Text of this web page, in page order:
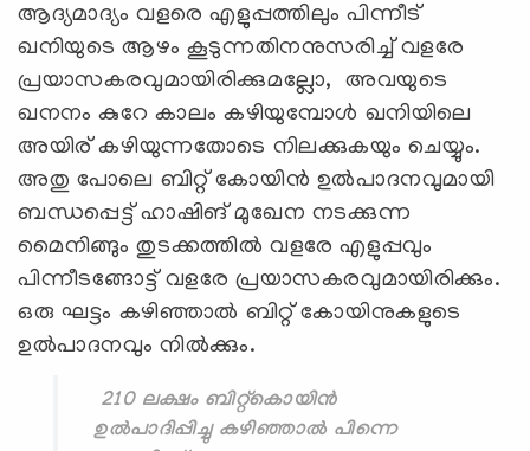
ആദ്യമാദ്യം വളരെ എളുപ്പത്തിലും പിന്നീട്
ഖനിയുടെ ആഴം കൂടുന്നതിനനുസരിച്ച് വളരേ
പ്രയാസകരവുമായിരിക്കുമല്ലോ, അവയുടെ
ഖനനം കുറേ കാലം കഴിയുമ്പോൾ ഖനിയിലെ
അയിര് കഴിയുന്നതോടെ നിലക്കുകയും ചെയ്യും.
അതു പോലെ ബിറ്റ് കോയിൻ ഉൽപാദനവുമായി
ബന്ധപ്പെട്ട് ഹാഷിങ് മുഖേന നടക്കുന്ന
മൈനിങ്ങും തുടക്കത്തിൽ വളരേ എളുപ്പവും
പിന്നീടങ്ങോട്ട് വളരേ പ്രയാസകരവുമായിരിക്കും.
ഒരു ഘട്ടം കഴിഞ്ഞാൽ ബിറ്റ് കോയിനുകളുടെ
ഉൽപാദനവും നിൽക്കും.
210 ലക്ഷം ബിറ്റ്കൊയിൻ
ഉൽപാദിപ്പിച്ചു കഴിഞ്ഞാൽ പിന്നെ